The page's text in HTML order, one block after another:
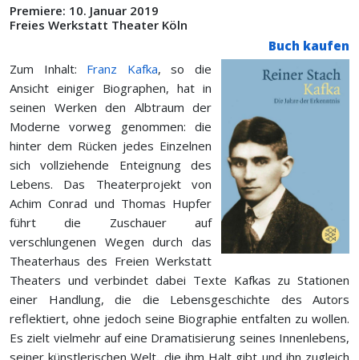
Premiere: 10. Januar 2019
Freies Werkstatt Theater Köln
Buch kaufen
Zum Inhalt: Franz Kafka, so die
Ansicht einiger Biographen, hat in
seinen Werken den Albtraum der
Moderne vorweg genommen: die
hinter dem Rücken jedes Einzelnen
sich vollziehende Enteignung des
Lebens. Das Theaterprojekt von
Achim Conrad und Thomas Hupfer
führt die Zuschauer auf
verschlungenen Wegen durch das
Theaterhaus des Freien Werkstatt
Theaters und verbindet dabei Texte Kafkas zu Stationen
einer Handlung, die die Lebensgeschichte des Autors
reflektiert, ohne jedoch seine Biographie entfalten zu wollen.
Es zielt vielmehr auf eine Dramatisierung seines Innenlebens,
seiner künstlerischen Welt, die ihm Halt gibt und ihn zugleich